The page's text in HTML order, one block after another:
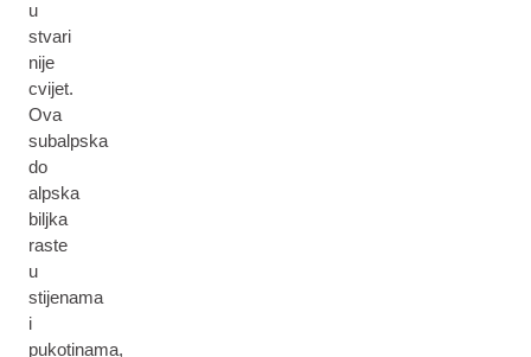
u
stvari
nije
cvijet.
Ova
subalpska
do
alpska
biljka
raste
u
stijenama
i
pukotinama,